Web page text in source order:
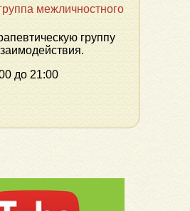
межличностного
группу
до 21:00